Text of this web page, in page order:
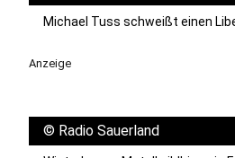
Michael Tuss schweißt einen
Anzeige
© Radio Sauerland